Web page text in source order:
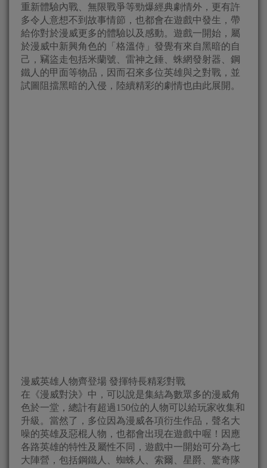
重新體驗內戰、無限戰爭等勁爆經典劇情外，更有許
多令人意想不到故事情節，也都會在遊戲中發生，帶
給你對於漫威更多的體驗以及感動。遊戲一開始，屬
於漫威中新興角色的「格溫侍」發覺有來自黑暗的自
己，竊盜走包括米蘭號、雷神之錘、蛛網發射器、鋼
鐵人的甲面等物品，因而召來多位英雄與之對戰，並
試圖阻擋黑暗的入侵，陸續精彩的劇情也由此展開。
漫威英雄人物齊登場 發揮特長精彩對戰
在《漫威對決》中，可以說是集結為數眾多的漫威角
色於一堂，總計有超過150位的人物可以給玩家收集和
升級。當然了，多位因為漫威各項衍生作品，聲名大
噪的英雄及惡棍人物，也都會出現在遊戲中喔！因應
各路英雄的特性及屬性不同，遊戲中一開始可分為七
大陣營，包括鋼鐵人、蜘蛛人、索爾、星爵、驚奇隊